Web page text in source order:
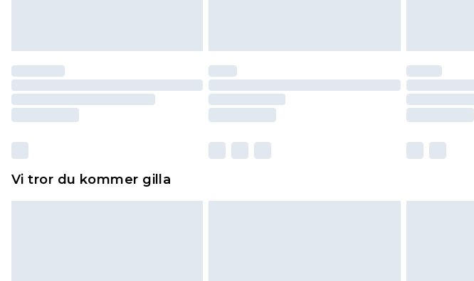
Vi tror du kommer gilla